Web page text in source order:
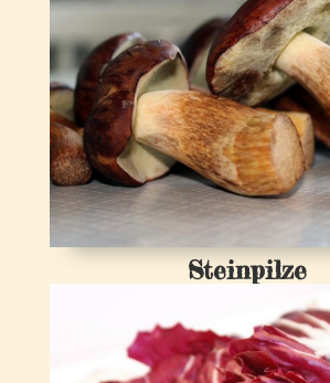
Steinpilze